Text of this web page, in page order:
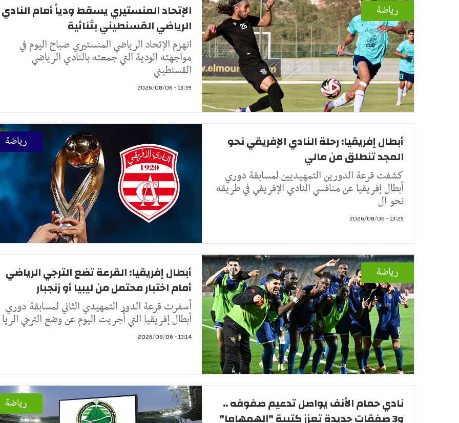
رياضة
الإتحاد المنستيري يسقط ودياً أمام النادي
الرياضي القسنطيني بثنائية
انهزم الإتحاد الرياضي المنستيري صباح اليوم في
مواجهته الودية التي جمعته بالنادي الرياضي
القسنطيني
13:39 - 2026/08/06
رياضة
أبطال إفريقيا: رحلة النادي الإفريقي نحو
المجد تنطلق من مالي
كشفت قرعة الدورين التمهيديين لمسابقة دوري
أبطال إفريقيا عن منافسي النادي الإفريقي في طريقه
نحو ال
13:25 - 2026/08/06
رياضة
أبطال إفريقيا: القرعة تضع الترجي الرياضي
أمام اختبار محتمل من ليبيا أو زنجبار
أسفرت قرعة الدور التمهيدي الثاني لمسابقة دوري
أبطال إفريقيا التي أُجريت اليوم عن وضع الترجي الريا
13:14 - 2026/08/06
رياضة
نادي حمام الأنف يواصل تدعيم صفوفه ..
و3 صفقات جديدة تعزز كتيبة "الهمهاما"